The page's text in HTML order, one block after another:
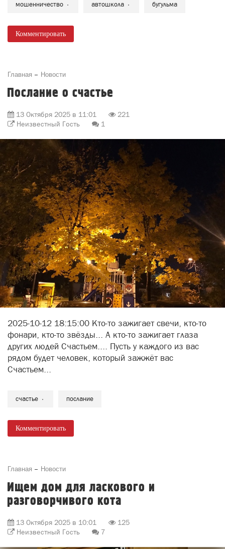
мошенничество автошкола бугульма
Комментировать
Главная Новости
Послание о счастье
13 Октября 2025 в 11:01
221
Неизвестный Гость
1
2025-10-12 18:15:00 Кто-то зажигает свечи, кто-то
фонари, кто-то звёзды... А кто-то зажигает глаза
других людей Счастьем.... Пусть у каждого из вас
рядом будет человек, который зажжёт вас
Счастьем...
счастье послание
Комментировать
Главная Новости
Ищем дом для ласкового и
разговорчивого кота
13 Октября 2025 в 10:01
125
Неизвестный Гость
7